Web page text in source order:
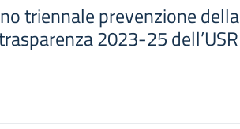
triennale prevenzione della
2023-25 dell’USR